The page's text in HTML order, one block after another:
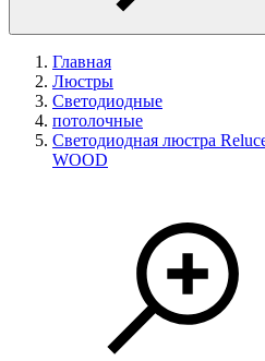
Главная
Люстры
Светодиодные
потолочные
Светодиодная люстра
WOOD